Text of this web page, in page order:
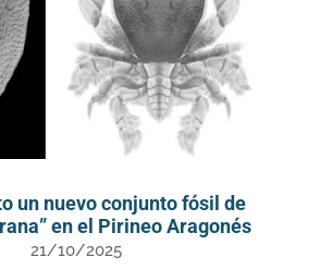
un nuevo conjunto fósil de
en el Pirineo Aragonés
21/10/2025